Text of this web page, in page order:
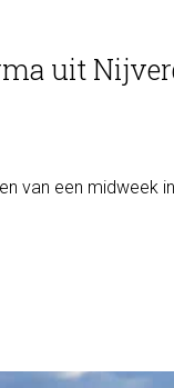
uit
van een midweek